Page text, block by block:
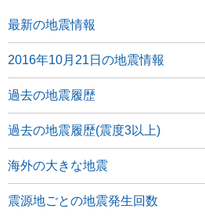
最新の地震情報
2016年10月21日の地震情報
過去の地震履歴
過去の地震履歴(震度3以上)
海外の大きな地震
震源地ごとの地震発生回数